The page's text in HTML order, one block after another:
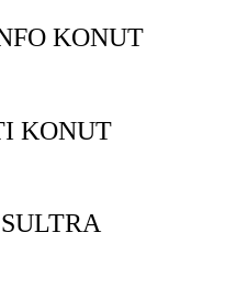
KONUT
KONUT